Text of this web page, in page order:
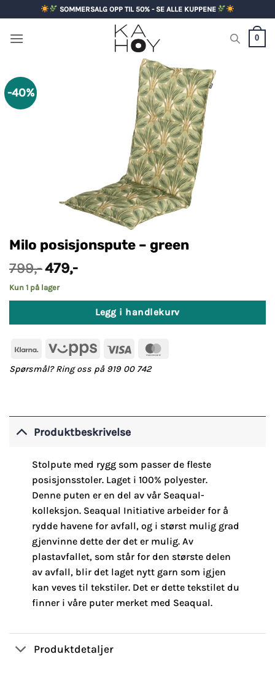
to
content
SOMMERSALG OPP TIL 50% - SE ALLE KUPPENE
0
-40%
Milo posisjonspute – green
799,- Opprinnelig
pris
var:
799,-.
479,-Nåværende
Kun 1 på lager
Legg i handlekurv
Klarna Vipps Visa
Spørsmål? Ring oss på 919 00 742
Produktbeskrivelse
Stolpute med rygg som passer de fleste
posisjonsstoler. Laget i 100% polyester.
Denne puten er en del av vår Seaqual-
kolleksjon. Seaqual Initiative arbeider for å
rydde havene for avfall, og i størst mulig grad
gjenvinne dette der det er mulig. Av
plastavfallet, som står for den største delen
av avfall, blir det laget nytt garn som igjen
kan veves til tekstiler. Det er dette tekstilet du
finner i våre puter merket med Seaqual.
Produktdetaljer